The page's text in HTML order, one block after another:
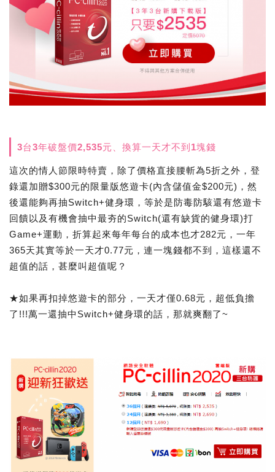
3台3年破盤價2,535元、換算一天才不到1塊錢
這次的情人節限時特賣，除了價格直接腰斬為5折之外，登
錄還加贈$300元的限量版悠遊卡(內含儲值金$200元)，然
後還能夠再抽Switch+健身環，等於是防毒防駭還有悠遊卡
回饋以及有機會抽中最夯的Switch(還有缺貨的健身環)打
Game+運動，折算起來每年每台的成本也才282元，一年
365天其實等於一天才0.77元，連一塊錢都不到，這樣還不
超值的話，甚麼叫超值呢？
★如果再扣掉悠遊卡的部分，一天才僅0.68元，超低負擔
了!!!萬一還抽中Switch+健身環的話，那就爽翻了~